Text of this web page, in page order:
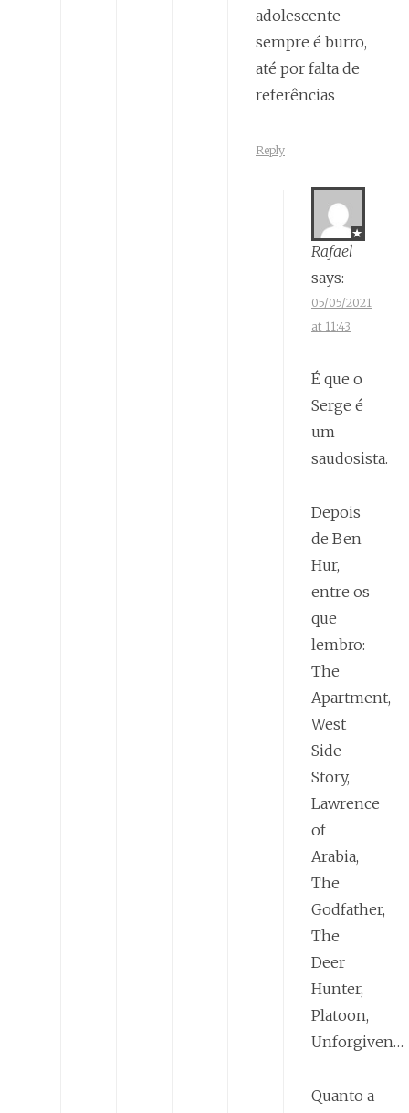
adolescente
sempre é burro,
até por falta de
referências
Reply
Rafael
says:
05/05/2021
at 11:43
É que o
Serge é
um
saudosista.
Depois
de Ben
Hur,
entre os
que
lembro:
The
Apartment,
West
Side
Story,
Lawrence
of
Arabia,
The
Godfather,
The
Deer
Hunter,
Platoon,
Unforgiven…
Quanto a